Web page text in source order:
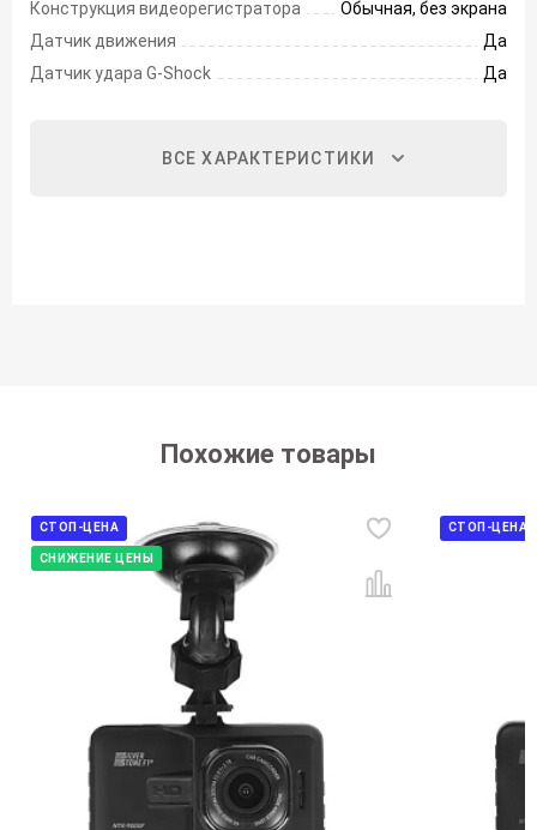
Конструкция видеорегистратора
Обычная, без экрана
Датчик движения
Да
Датчик удара G-Shock
Да
ВСЕ ХАРАКТЕРИСТИКИ
Похожие товары
СТОП-ЦЕНА
СНИЖЕНИЕ ЦЕНЫ
СТОП-ЦЕНА